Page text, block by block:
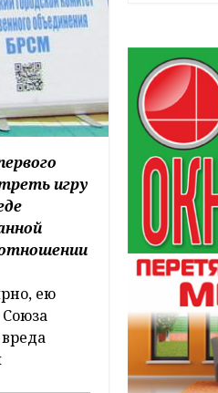
игру
ею